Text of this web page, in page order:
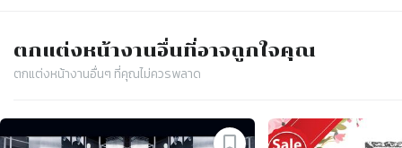
ตกแต่งหน้างานอื่นที่อาจถูกใจคุณ
ตกแต่งหน้างานอื่นๆ ที่คุณไม่ควรพลาด
Slide 1 of 4